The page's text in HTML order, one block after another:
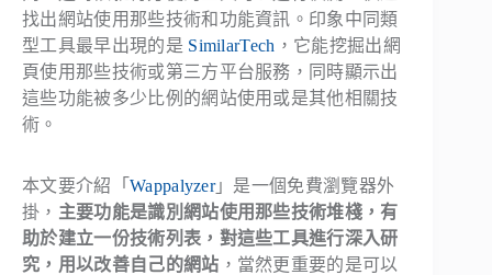
找出網站使用那些技術和功能資訊。印象中同類
型工具最早出現的是 SimilarTech ，它能挖掘出網
頁使用那些技術或第三方平台服務，同時顯示出
這些功能被多少比例的網站使用或是其他相關技
術。
本文要介紹「 Wappalyzer」是一個免費瀏覽器外
掛， 主要功能是識別網站使用那些技術堆棧，有
助於建立一份技術列表，對這些工具進行深入研
究，用以改善自己的網站 ，當然更重要的是可以